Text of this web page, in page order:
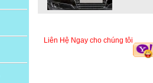
Liên Hệ Ngay cho chúng tôi